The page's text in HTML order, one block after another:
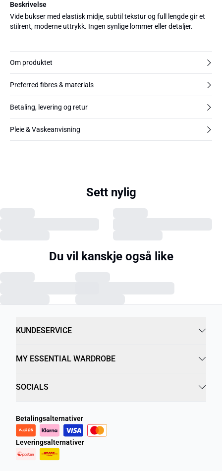
Beskrivelse
Vide bukser med elastisk midje, subtil tekstur og full lengde gir et
stilrent, moderne uttrykk. Ingen synlige lommer eller detaljer.
Om produktet
Preferred fibres & materials
Betaling, levering og retur
Pleie & Vaskeanvisning
Sett nylig
Du vil kanskje også like
KUNDESERVICE
MY ESSENTIAL WARDROBE
SOCIALS
Betalingsalternativer
Leveringsalternativer